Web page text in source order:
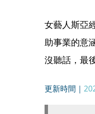
女藝人斯亞
助事業的意
沒聽話，最
更新時間｜